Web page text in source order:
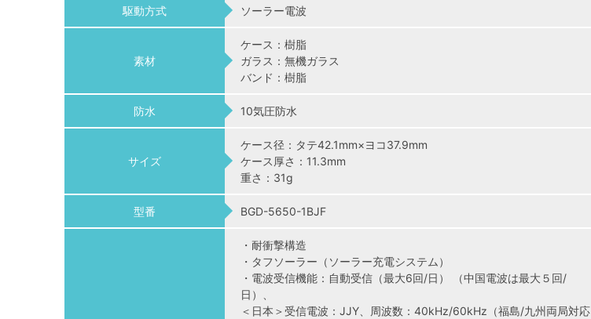
駆動方式 ソーラー電波
素材
ケース：樹脂
ガラス：無機ガラス
バンド：樹脂
防水 10気圧防水
サイズ
ケース径：タテ42.1mm×ヨコ37.9mm
ケース厚さ：11.3mm
重さ：31g
型番 BGD-5650-1BJF
・耐衝撃構造
・タフソーラー（ソーラー充電システム）
・電波受信機能：自動受信（最大6回/日） （中国電波は最大５回/
日）、
＜日本＞受信電波：JJY、周波数：40kHz/60kHz（福島/九州両局対応